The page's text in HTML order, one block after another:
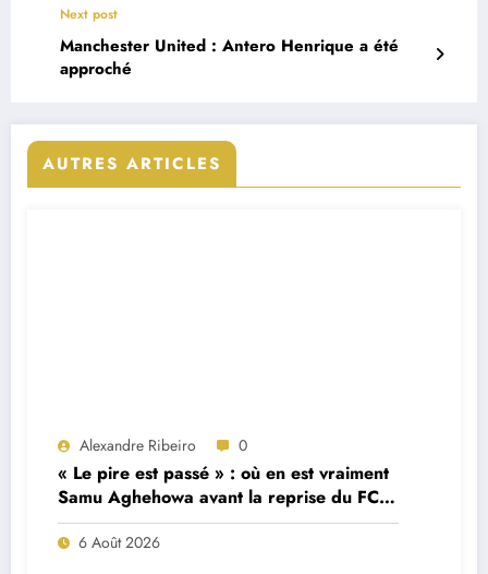
Next post
Manchester United : Antero Henrique a été
approché
AUTRES ARTICLES
Alexandre Ribeiro 0
« Le pire est passé » : où en est vraiment
Samu Aghehowa avant la reprise du FC
Porto ?
6 Août 2026